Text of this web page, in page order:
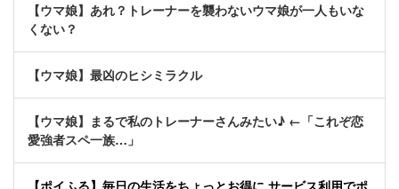
【ウマ娘】あれ？トレーナーを襲わないウマ娘が一人もいな
くない？
【ウマ娘】最凶のヒシミラクル
【ウマ娘】まるで私のトレーナーさんみたい♪ ←「これぞ恋
愛強者スペ一族…」